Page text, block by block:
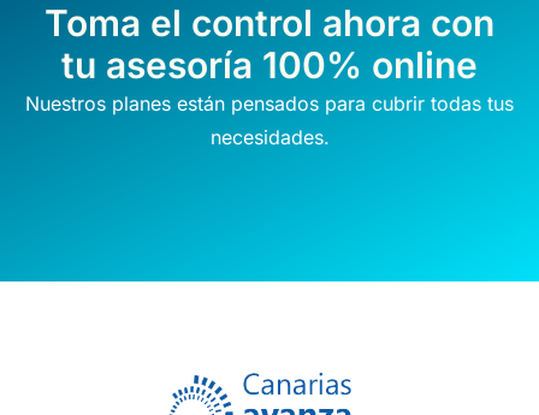
Toma el control ahora con
tu asesoría 100% online
Nuestros planes están pensados para cubrir todas tus
necesidades.